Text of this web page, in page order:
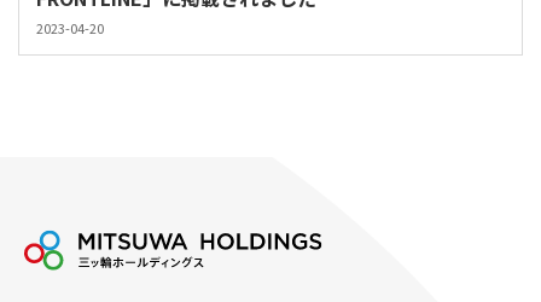
2023-04-20